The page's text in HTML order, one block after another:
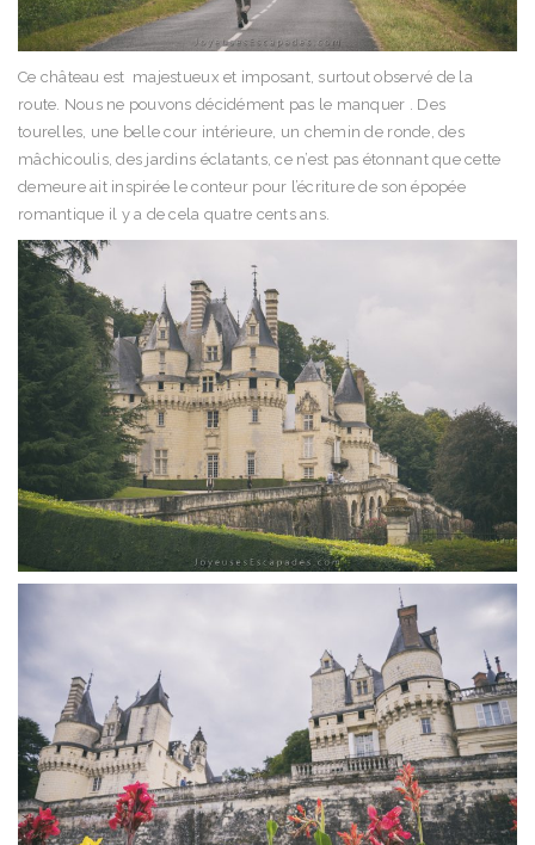
Ce château est majestueux et imposant, surtout observé de la
route. Nous ne pouvons décidément pas le manquer . Des
tourelles, une belle cour intérieure, un chemin de ronde, des
mâchicoulis, des jardins éclatants, ce n’est pas étonnant que cette
demeure ait inspirée le conteur pour l’écriture de son épopée
romantique il y a de cela quatre cents ans.